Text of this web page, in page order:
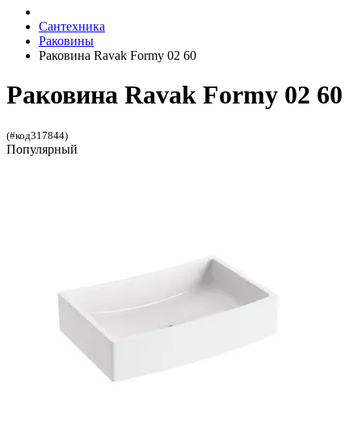
Сантехника
Раковины
Раковина Ravak Formy 02 60
Раковина Ravak Formy 02 60
(#код317844)
Популярный